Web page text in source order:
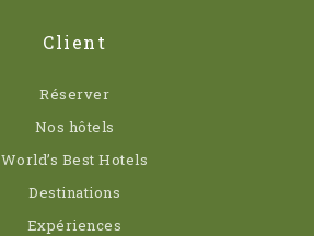
Client
Réserver
Nos hôtels
World’s Best Hotels
Destinations
Expériences